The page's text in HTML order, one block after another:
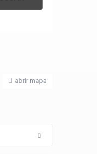
abrir mapa